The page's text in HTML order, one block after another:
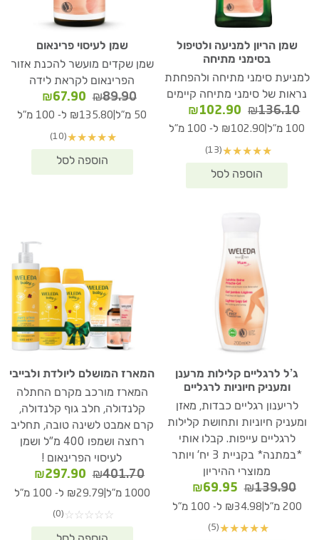
שמן הריון למניעה ולטיפול
בסימני מתיחה
למניעת סימני מתיחה ולהפחתת
נראות של סימני מתיחה קיימים
₪136.10
המחיר
המקורי
₪136.10.
₪102.90
המחיר
הנוכחי
100 מ"ל ₪102.90 ל- 100 מ"ל
★
★
★
★
★
(13)
שמן לעיסוי פרינאום
שמן שקדים מועשר להכנת אזור
הפרינאום לקראת לידה
₪89.90
המחיר
המקורי
₪89.90.
₪67.90
הנוכחי
50 מ"ל ₪135.80 ל- 100 מ"ל
★
★
★
★
★
(10)
ג’ל לרגליים קלילות מרענן
ומעניק חיוניות לרגליים
לריענון רגליים כבדות, מאזן
ומעניק חיוניות ותחושת קלילות
לרגליים עייפות. קבלו אותי
*במתנה* בקניית 3 יח' ויותר
ממוצרי ההיריון
₪139.90
המחיר
המקורי
₪139.90.
₪69.95
הנוכחי
200 מ"ל ₪34.98 ל- 100 מ"ל
★
★
★
★
★
(5)
המארז המושלם ליולדת ולבייבי
המארז מורכב מקרם החתלה
קלנדולה, חלב גוף קלנדולה,
קרם אמבט לשינה טובה, תחליב
רחצה ושמפו 400 מ"ל ושמן
לעיסוי הפרינאום !
₪401.70
המחיר
המקורי
₪401.70.
₪297.90
הנוכחי
1000 מ"ל ₪29.79 ל- 100 מ"ל
☆
☆
☆
☆
☆
(0)